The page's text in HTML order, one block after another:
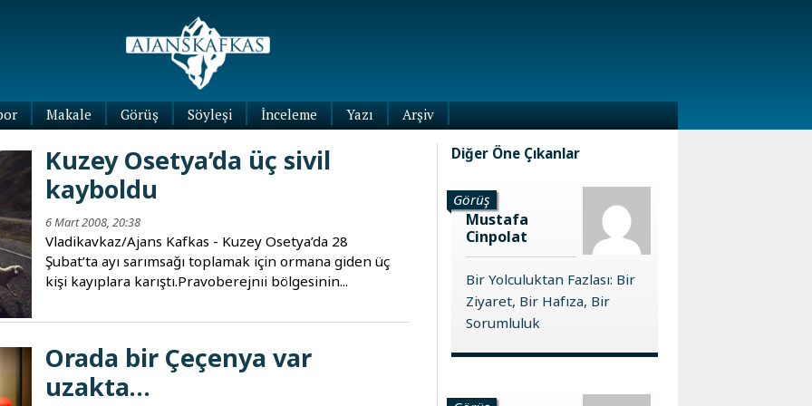
Makale Görüş Söyleşi İnceleme
Yazı
Arşiv
Kuzey Osetya’da üç sivil
kayboldu
6 Mart 2008, 20:38
Vladikavkaz/Ajans Kafkas - Kuzey Osetya’da 28
Şubat’ta ayı sarımsağı toplamak için ormana giden üç
kişi kayıplara karıştı.Pravoberejnıi bölgesinin...
Orada bir Çeçenya var
uzakta…
Diğer Öne Çıkanlar
Görüş
Mustafa
Cinpolat
Bir Yolculuktan Fazlası: Bir
Ziyaret, Bir Hafıza, Bir
Sorumluluk